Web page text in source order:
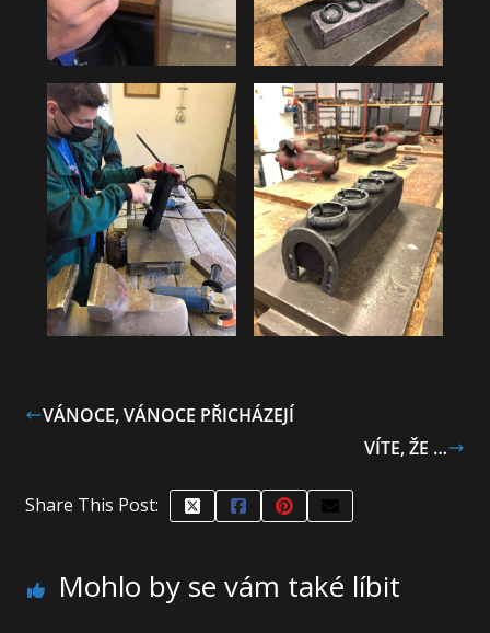
VÁNOCE, VÁNOCE PŘICHÁZEJÍ
VÍTE, ŽE …
Share This Post:
Mohlo by se vám také líbit